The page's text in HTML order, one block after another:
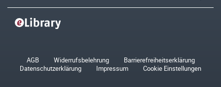
AGB Widerrufsbelehrung
Barrierefreiheitserklärung
Datenschutzerklärung
Impressum Cookie Einstellungen